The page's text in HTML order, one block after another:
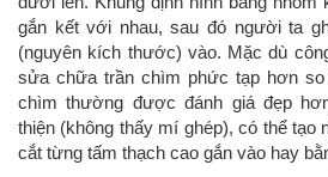
gắn kết với nhau, sau đó người ta
(nguyên kích thước) vào. Mặc dù
sửa chữa trần chìm phức tạp hơn
chìm thường được đánh giá đẹp
thiện (không thấy mí ghép), có thể tạo
cắt từng tấm thạch cao gắn vào hay